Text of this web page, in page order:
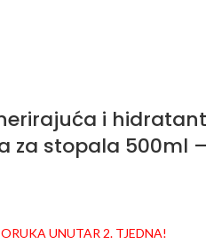
i
za stopala 500ml –
UNUTAR 2. TJEDNA!